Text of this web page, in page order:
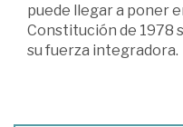
puede llegar a poner
Constitución de 1978
su fuerza integradora.